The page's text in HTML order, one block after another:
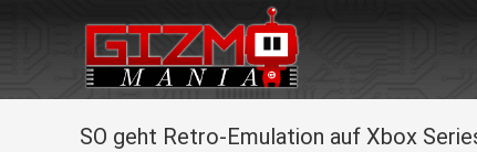
SO geht Retro-Emulation auf Xbox